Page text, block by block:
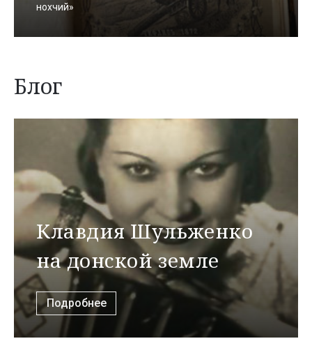
нохчий»
Блог
Клавдия Шульженко
на донской земле
Подробнее